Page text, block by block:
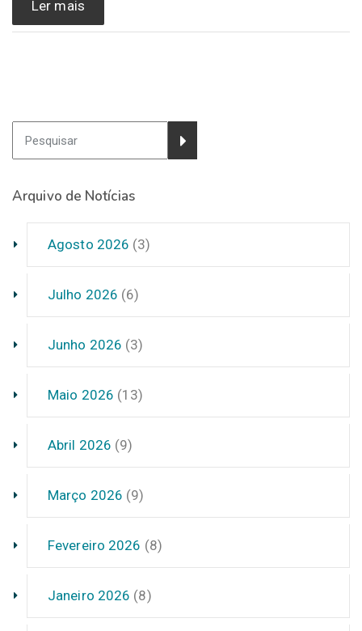
Ler mais
Arquivo de Notícias
Agosto 2026 (3)
Julho 2026 (6)
Junho 2026 (3)
Maio 2026 (13)
Abril 2026 (9)
Março 2026 (9)
Fevereiro 2026 (8)
Janeiro 2026 (8)